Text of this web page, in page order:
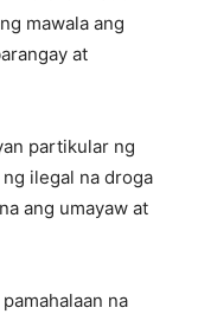
mawala ang
at
partikular ng
ilegal na droga
ang umayaw at
na